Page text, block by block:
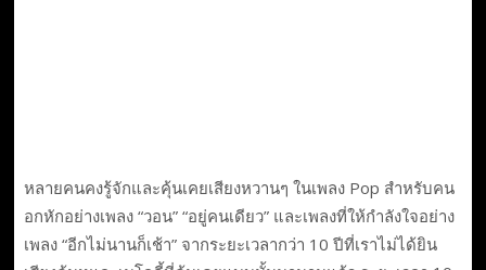
หลายคนคงรู้จักและคุ้นเคยเสียงหวานๆ ในเพลง Pop สำหรับคน
อกหักอย่างเพลง “วอน” “อยู่คนเดียว” และเพลงที่ให้กำลังใจอย่าง
เพลง “อีกไม่นานก็เช้า” จากระยะเวลากว่า 10 ปีที่เราไม่ได้ยิน